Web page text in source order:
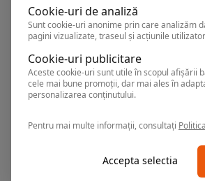
Brasov ,Arata pe harta
Cookie-uri de analiză
Sunt cookie-uri anonime prin care analizăm
pagini vizualizate, traseul și acțiunile
Cookie-uri publicitare
Aceste cookie-uri sunt utile în scopul afișării
cele mai bune promoții, dar mai ales în
personalizarea conținutului.
Pentru mai multe informații, consultați
Accepta selectia